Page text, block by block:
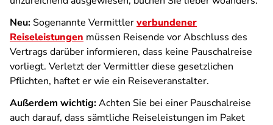
Neu: Sogenannte Vermittlerverbundener
Reiseleistungen müssen Reisende vor Abschluss des
Vertrags darüber informieren, dass keine Pauschalreise
vorliegt. Verletzt der Vermittler diese gesetzlichen
Pflichten, haftet er wie ein Reiseveranstalter.
Außerdem wichtig:Achten Sie bei einer Pauschalreise
auch darauf, dass sämtliche Reiseleistungen im Paket